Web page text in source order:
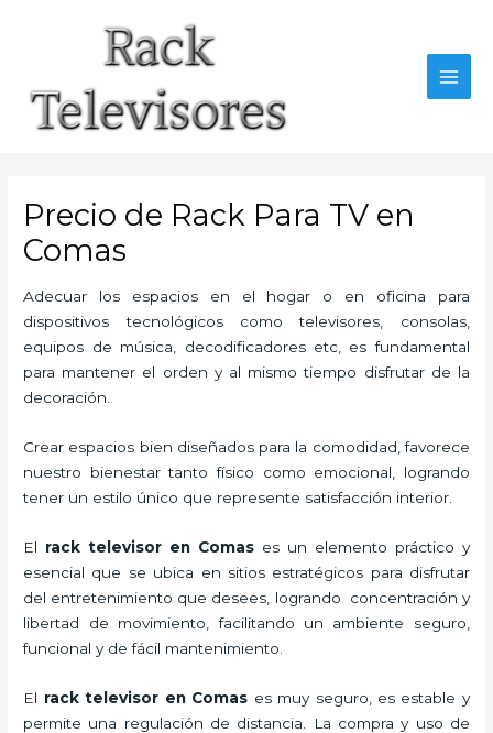
Precio de Rack Para TV en
Comas
Adecuar los espacios en el hogar o en oficina para
dispositivos tecnológicos como televisores, consolas,
equipos de música, decodificadores etc, es fundamental
para mantener el orden y al mismo tiempo disfrutar de la
decoración.
Crear espacios bien diseñados para la comodidad, favorece
nuestro bienestar tanto físico como emocional, logrando
tener un estilo único que represente satisfacción interior.
El rack televisor en Comas es un elemento práctico y
esencial que se ubica en sitios estratégicos para disfrutar
del entretenimiento que desees, logrando concentración y
libertad de movimiento, facilitando un ambiente seguro,
funcional y de fácil mantenimiento.
El rack televisor en Comas es muy seguro, es estable y
permite una regulación de distancia. La compra y uso de